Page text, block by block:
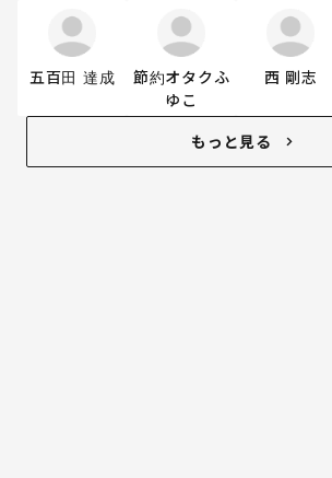
五百田 達成
節約オタクふ
ゆこ
西 剛志
もっと見る